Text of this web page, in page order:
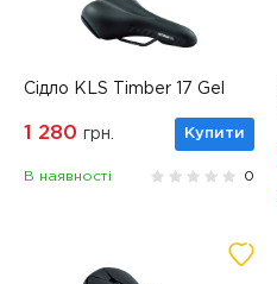
Сідло KLS Timber 17 Gel
1 280 грн. Купити
В наявності 0